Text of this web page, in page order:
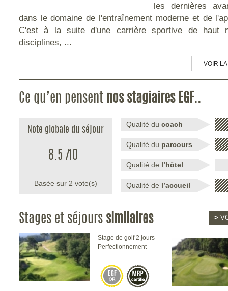
les dernières
dans le domaine de l'entraînement moderne et de
C'est à la suite d'une carrière sportive de haut
disciplines, ...
VOIR
Ce qu’en pensent nos stagiaires EGF..
Note globale du séjour
8.5 /
10
Basée sur 2 vote(s)
Qualité ducoach
Qualité du parcours
Qualité de l’hôtel
Qualité de l’accueil
Stages et séjours similaires >
Stage de golf 2 jours
Perfectionnement